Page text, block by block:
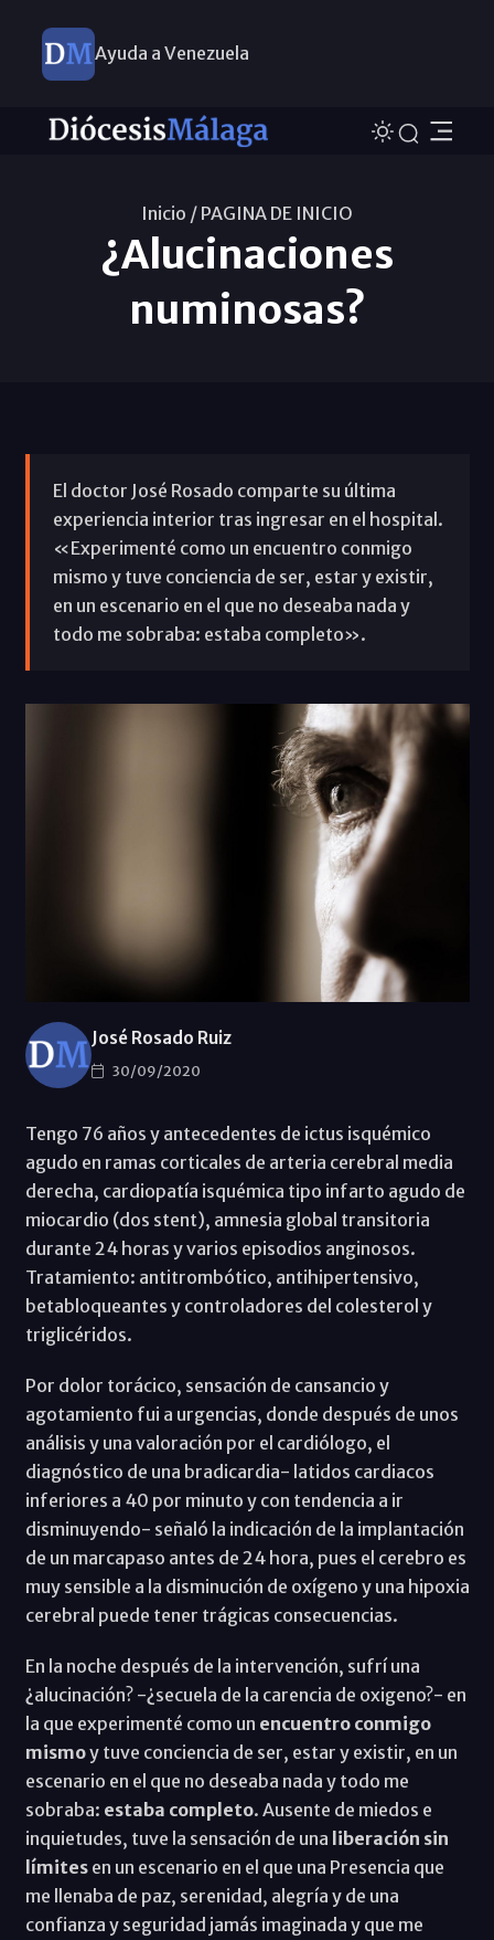
Ayuda a Venezuela
Inicio / PAGINA DE INICIO
¿Alucinaciones
numinosas?
El doctor José Rosado comparte su última
experiencia interior tras ingresar en el hospital.
«Experimenté como un encuentro conmigo
mismo y tuve conciencia de ser, estar y existir,
en un escenario en el que no deseaba nada y
todo me sobraba: estaba completo».
José Rosado Ruiz
30/09/2020
Tengo 76 años y antecedentes de ictus isquémico
agudo en ramas corticales de arteria cerebral media
derecha, cardiopatía isquémica tipo infarto agudo de
miocardio (dos stent), amnesia global transitoria
durante 24 horas y varios episodios anginosos.
Tratamiento: antitrombótico, antihipertensivo,
betabloqueantes y controladores del colesterol y
triglicéridos.
Por dolor torácico, sensación de cansancio y
agotamiento fui a urgencias, donde después de unos
análisis y una valoración por el cardiólogo, el
diagnóstico de una bradicardia- latidos cardiacos
inferiores a 40 por minuto y con tendencia a ir
disminuyendo- señaló la indicación de la implantación
de un marcapaso antes de 24 hora, pues el cerebro es
muy sensible a la disminución de oxígeno y una hipoxia
cerebral puede tener trágicas consecuencias.
En la noche después de la intervención, sufrí una
¿alucinación? -¿secuela de la carencia de oxigeno?- en
la que experimenté como un encuentro conmigo
mismoy tuve conciencia de ser, estar y existir, en un
escenario en el que no deseaba nada y todo me
sobraba: estaba completo. Ausente de miedos e
inquietudes, tuve la sensación de una liberación sin
límitesen un escenario en el que una Presencia que
me llenaba de paz, serenidad, alegría y de una
confianza y seguridad jamás imaginada y que me